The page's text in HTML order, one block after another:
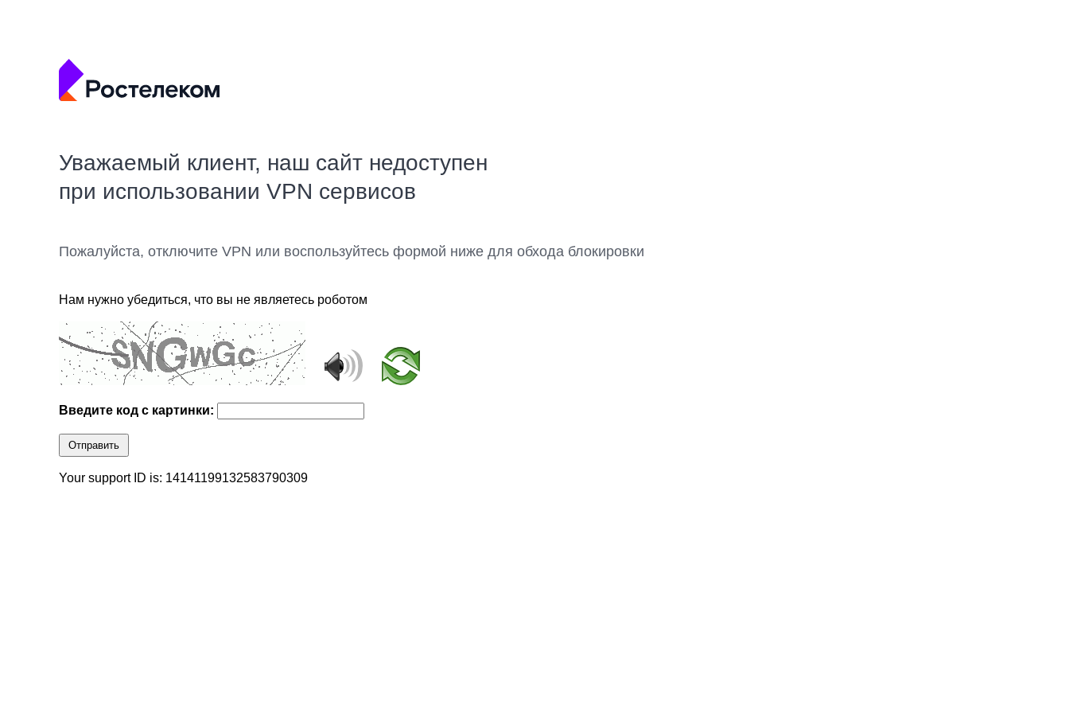
Уважаемый клиент, наш сайт недоступен
при использовании VPN сервисов
Пожалуйста, отключите VPN или воспользуйтесь формой ниже для обхода блокировки
Нам нужно убедиться, что вы не являетесь роботом
Введите код с картинки:
Отправить
Your support ID is: 14141199132583790309